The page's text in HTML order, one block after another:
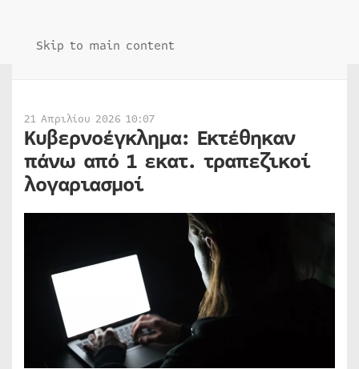
Skip to main content
21 Απριλίου 2026 10:07
Κυβερνοέγκλημα: Εκτέθηκαν
πάνω από 1 εκατ. τραπεζικοί
λογαριασμοί